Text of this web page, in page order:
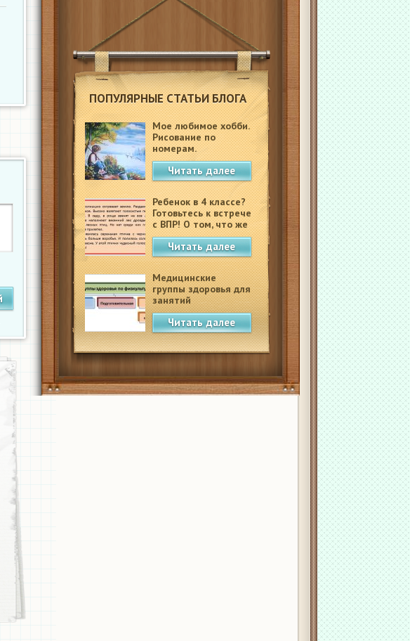
ПОПУЛЯРНЫЕ СТАТЬИ БЛОГА
Мое любимое хобби.
Рисование по
номерам.
Читать далее
Ребенок в 4 классе?
Готовьтесь к встрече
с ВПР! О том, что же
это такое.
Читать далее
Медицинские
группы здоровья для
занятий
физкультурой в
школеЧитать далее